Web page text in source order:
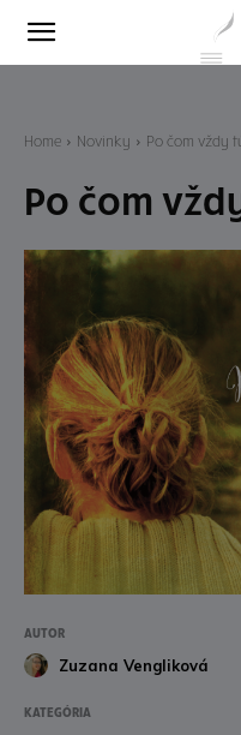
Kumran
Home Novinky Po čom vždy
Po čom
AUTOR
Zuzana Vengliková
KATEGÓRIA